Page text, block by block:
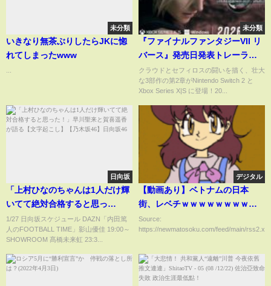
未分類
いきなり無茶ぶりしたらJKに惚
れてしまったwww
未分類
『ファイナルファンタジーVII リ
バース』発売日発表トレーラー
｜Nintendo Switch™ 2 版 /
Xbox Series X|S版
クラウドとセフィロスの闘いを描く、壮大
な3部作の第2章がNintendo Switch 2 と
Xbox Series X|S に登場！20...
日向坂
「上村ひなのちゃんは1人だけ輝
いてて絶対合格すると思っ
た！」早川聖来と賀喜遥香が語
る【文字起こし】【乃木坂46】
1/27 日向坂スケジュール DAZN「内田篤
人のFOOTBALL TIME」影山優佳 19:00～
SHOWROOM 髙橋未来虹 23:3...
デジタル
【動画あり】ベトナムの日本
街、レベチｗｗｗｗｗｗｗｗｗ
ｗｗｗｗ
Source:
https://newmatosoku.com/feed/main/